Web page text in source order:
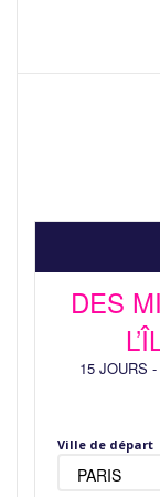
DES
15 JOURS -
Ville de départ